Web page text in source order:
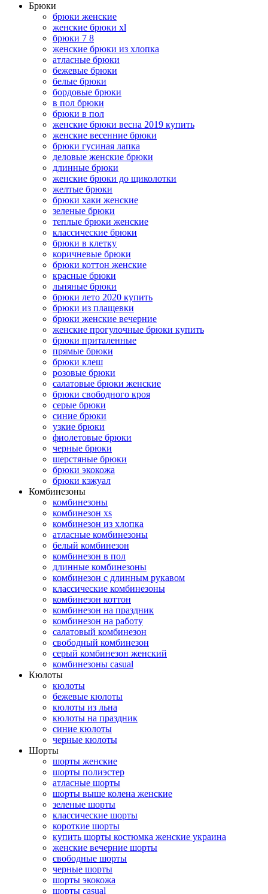
Брюки
брюки женские
женские брюки xl
брюки 7 8
женские брюки из хлопка
атласные брюки
бежевые брюки
белые брюки
бордовые брюки
в пол брюки
брюки в пол
женские брюки весна 2019 купить
женские весенние брюки
брюки гусиная лапка
деловые женские брюки
длинные брюки
женские брюки до щиколотки
желтые брюки
брюки хаки женские
зеленые брюки
теплые брюки женские
классические брюки
брюки в клетку
коричневые брюки
брюки коттон женские
красные брюки
льняные брюки
брюки лето 2020 купить
брюки из плащевки
брюки женские вечерние
женские прогулочные брюки купить
брюки приталенные
прямые брюки
брюки клеш
розовые брюки
салатовые брюки женские
брюки свободного кроя
серые брюки
синие брюки
узкие брюки
фиолетовые брюки
черные брюки
шерстяные брюки
брюки экокожа
брюки кэжуал
Комбинезоны
комбинезоны
комбинезон xs
комбинезон из хлопка
атласные комбинезоны
белый комбинезон
комбинезон в пол
длинные комбинезоны
комбинезон с длинным рукавом
классические комбинезоны
комбинезон коттон
комбинезон на праздник
комбинезон на работу
салатовый комбинезон
свободный комбинезон
серый комбинезон женский
комбинезоны casual
Кюлоты
кюлоты
бежевые кюлоты
кюлоты из льна
кюлоты на праздник
синие кюлоты
черные кюлоты
Шорты
шорты женские
шорты полиэстер
атласные шорты
шорты выше колена женские
зеленые шорты
классические шорты
короткие шорты
купить шорты костюмка женские украина
женские вечерние шорты
свободные шорты
черные шорты
шорты экокожа
шорты casual